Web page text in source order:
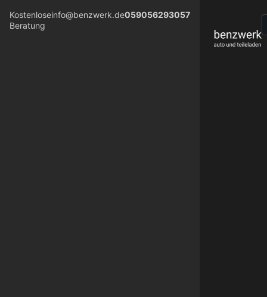
Kostenlose
Beratung
info@benzwerk.de059056293057